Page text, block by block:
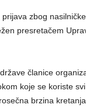
zbog nasilničke
presretačem
članice
koje se koriste svi
brzina kretanja